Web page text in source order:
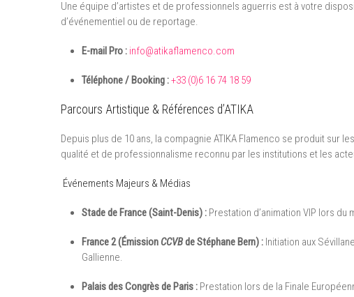
Une équipe d’artistes et de professionnels aguerris est à votre
d’événementiel ou de reportage.
E-mail Pro : info@atikaflamenco.com
Téléphone / Booking :+33 (0)6 16 74 18 59
Parcours Artistique & Références d’ATIKA
Depuis plus de 10 ans, la compagnie ATIKA Flamenco se produit sur
qualité et de professionnalisme reconnu par les institutions et les
Événements Majeurs & Médias
Stade de France (Saint-Denis) : Prestation d’animation VIP lors
France 2 (Émission CCVBde Stéphane Bern) : Initiation aux
Gallienne.
Palais des Congrès de Paris : Prestation lors de la Finale